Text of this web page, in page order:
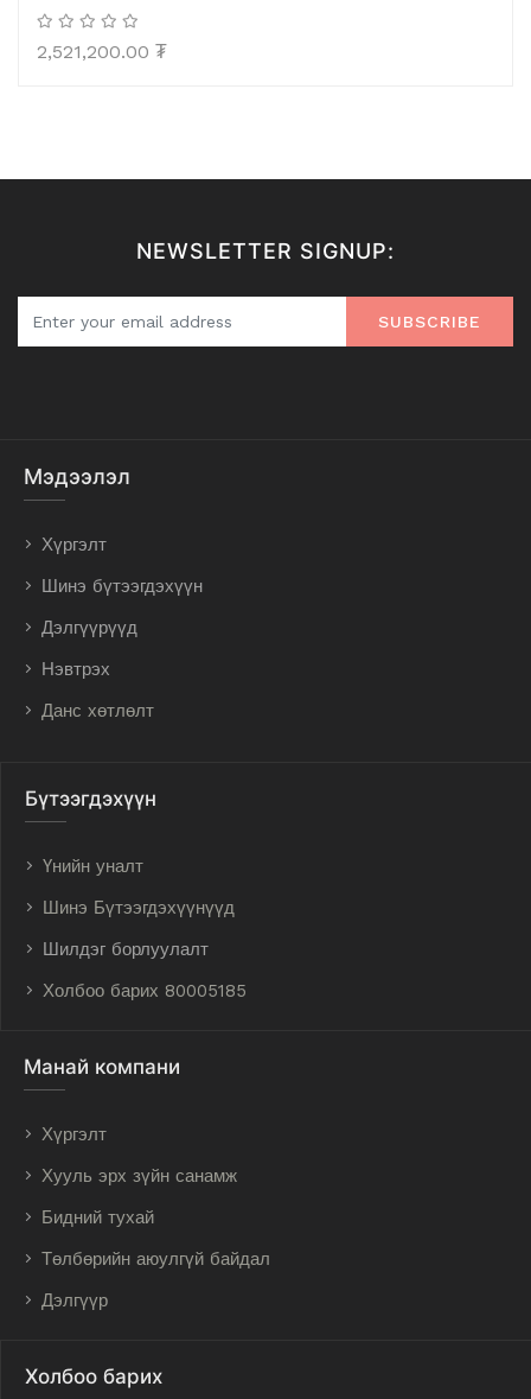
2,521,200.00 ₮
NEWSLETTER SIGNUP:
SUBSCRIBE
Мэдээлэл
Хүргэлт
Шинэ бүтээгдэхүүн
Дэлгүүрүүд
Нэвтрэх
Данс хөтлөлт
Бүтээгдэхүүн
Үнийн уналт
Шинэ Бүтээгдэхүүнүүд
Шилдэг борлуулалт
Холбоо барих 80005185
Манай компани
Хүргэлт
Хууль эрх зүйн санамж
Бидний тухай
Төлбөрийн аюулгүй байдал
Дэлгүүр
Холбоо барих